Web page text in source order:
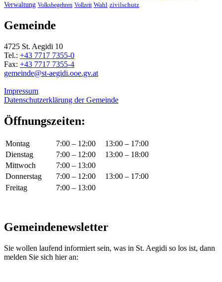
Verwaltung Volksbegehren Vollzeit Wahl zivilschutz
Gemeinde
4725 St. Aegidi 10
Tel.: +43 7717 7355-0
Fax: +43 7717 7355-4
gemeinde@st-aegidi.ooe.gv.at
Impressum
Datenschutzerklärung der Gemeinde
Öffnungszeiten:
Montag 7:00 – 12:00
13:00 – 17:00
Dienstag
7:00 – 12:00
13:00 – 18:00
Mittwoch
7:00 – 13:00
Donnerstag
7:00 – 12:00
13:00 – 17:00
Freitag
7:00 – 13:00
Gemeindenewsletter
Sie wollen laufend informiert sein, was in St. Aegidi so los ist, dann
melden Sie sich hier an: